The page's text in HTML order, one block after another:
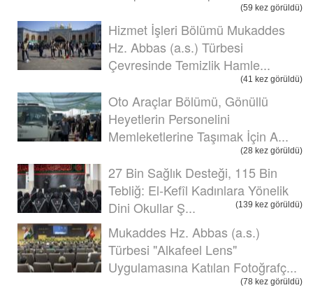
(59 kez görüldü)
Hizmet İşleri Bölümü Mukaddes
Hz. Abbas (a.s.) Türbesi
Çevresinde Temizlik Hamle...
(41 kez görüldü)
Oto Araçlar Bölümü, Gönüllü
Heyetlerin Personelini
Memleketlerine Taşımak İçin A...
(28 kez görüldü)
27 Bin Sağlık Desteği, 115 Bin
Tebliğ: El-Kefîl Kadınlara Yönelik
Dini Okullar Ş...
(139 kez görüldü)
Mukaddes Hz. Abbas (a.s.)
Türbesi "Alkafeel Lens"
Uygulamasına Katılan Fotoğrafç...
(78 kez görüldü)